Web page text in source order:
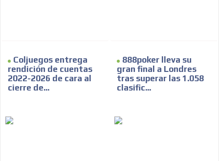
Coljuegos entrega
rendición de cuentas
2022-2026 de cara al
cierre de...
888poker lleva su
gran final a Londres
tras superar las 1.058
clasific...